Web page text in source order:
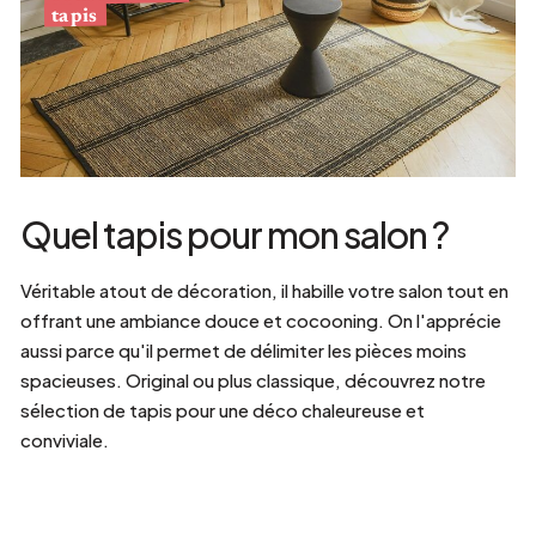
tapis
Quel tapis pour mon salon ?
Véritable atout de décoration, il habille votre salon tout en
offrant une ambiance douce et cocooning. On l'apprécie
aussi parce qu'il permet de délimiter les pièces moins
spacieuses. Original ou plus classique, découvrez notre
sélection de tapis pour une déco chaleureuse et
conviviale.